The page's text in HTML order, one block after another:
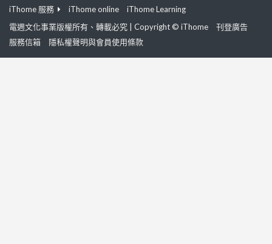
iThome 服務 iThome online
iThome Learning
電週文化事業版權所有、轉載必究 | Copyright © iThome
刊登廣告
服務信箱
隱私權聲明與會員使用條款